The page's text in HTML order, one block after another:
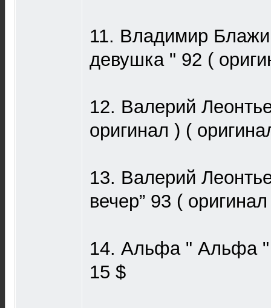
11. Владимир
девушка " 92 (
12. Валерий
оригинал ) (
13. Валерий
вечер” 93 (
14. Альфа " Альфа "
15 $